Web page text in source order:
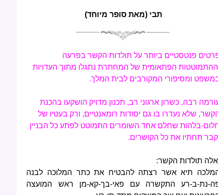
תבי (מאת סופר מיוחד)
פנטסטיים ביותר על תולדות הקשר בפרעה
הפתאומית של המחתרת נתגלו מתוך העדויות
ומסיפורי המקורבים לבית המלך.
רבה, כשרון ארגוני רב, תכנון מדויק הושקעו בהכנת
שלא נעדרו בו גם יסודות רומאנטיים, ורק בעטיו של
בלהות שחלם אחד השומרים התמוטט לפתע כל הבניין
תחתיו את כל הקושרים.
תולדות הקשר:
תיא אשר רצתה להבטיח את כתר המלוכה לבנה
נת-ב-רע התקשרה עם פאי-בך-קא-מן ראש המועצה